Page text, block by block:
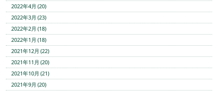
2022年4月 (20)
2022年3月 (23)
2022年2月 (18)
2022年1月 (18)
2021年12月 (22)
2021年11月 (20)
2021年10月 (21)
2021年9月 (20)